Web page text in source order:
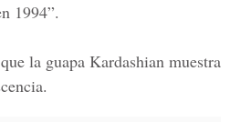
1994”.
la guapa Kardashian muestra